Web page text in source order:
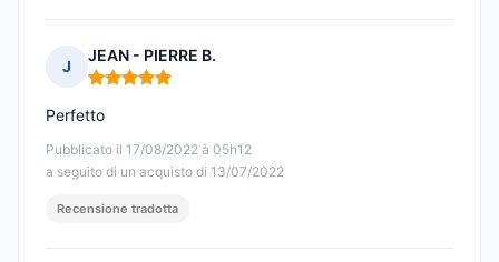
J
JEAN - PIERRE B.
Nota: 5 su 5
Pubblicato il 17/08/2022 à 05h12
a seguito di un acquisto di 13/07/2022
Perfetto
Recensione tradotta